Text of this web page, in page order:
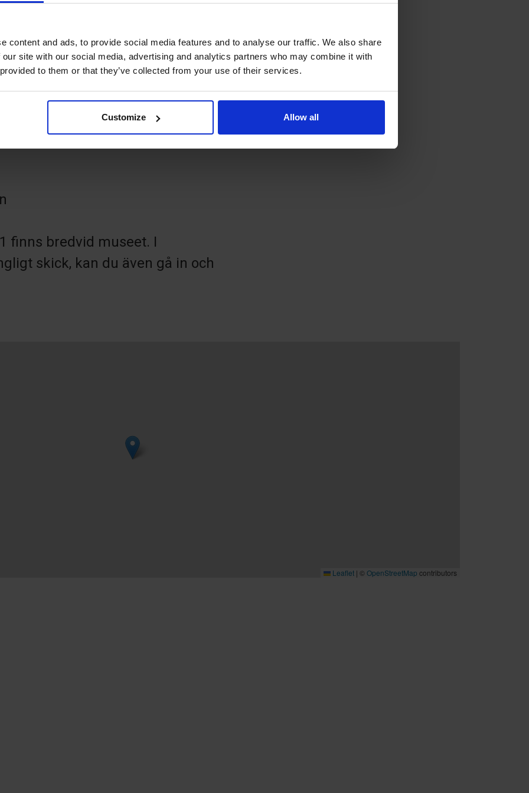
content and ads, to provide social media features and to analyse our traffic. We also share
site with our social media, advertising and analytics partners who may combine it with
to them or that they’ve collected from your use of their services.
Customize Allow all
av åländska bomärken
enligt överenskommelse.
lära dig mer om bomärken på
samling som bl.a. visar:
Åland
finns bredvid museet. I
skick, kan du även gå in och
Leaflet | ©OpenStreetMap contributors